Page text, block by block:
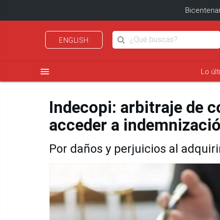
ENGLISH
menu Lo
Indecopi: arbitraje de
acceder a
Por daños y perjuicios al